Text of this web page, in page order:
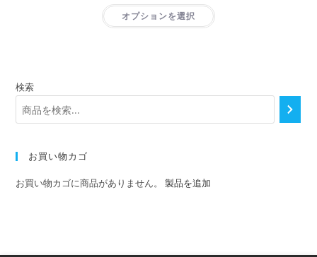
オプションを選択
検索
お買い物カゴ
お買い物カゴに商品がありません。製品を追加